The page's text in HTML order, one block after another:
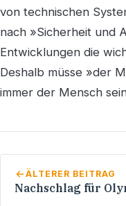
von technischen
nach »Sicherheit und
Entwicklungen die
Deshalb müsse »der
immer der Mensch
ÄLTERER BEITRAG
Nachschlag für